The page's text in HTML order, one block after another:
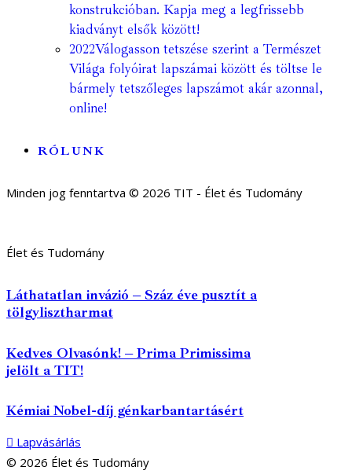
konstrukcióban. Kapja meg a legfrissebb
kiadványt elsők között!
2022Válogasson tetszése szerint a Természet
Világa folyóirat lapszámai között és töltse le
bármely tetszőleges lapszámot akár azonnal,
online!
RÓLUNK
Minden jog fenntartva © 2026 TIT - Élet és Tudomány
Élet és Tudomány
Láthatatlan invázió – Száz éve pusztít a
tölgylisztharmat
Kedves Olvasónk! – Prima Primissima
jelölt a TIT!
Kémiai Nobel-díj génkarbantartásért
Lapvásárlás
© 2026 Élet és Tudomány